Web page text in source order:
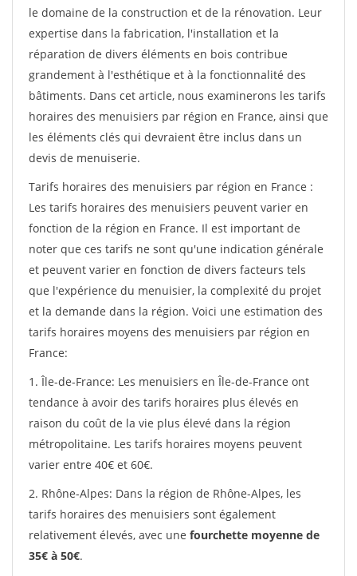
le domaine de la construction et de la rénovation. Leur
expertise dans la fabrication, l'installation et la
réparation de divers éléments en bois contribue
grandement à l'esthétique et à la fonctionnalité des
bâtiments. Dans cet article, nous examinerons les tarifs
horaires des menuisiers par région en France, ainsi que
les éléments clés qui devraient être inclus dans un
devis de menuiserie.
Tarifs horaires des menuisiers par région en France :
Les tarifs horaires des menuisiers peuvent varier en
fonction de la région en France. Il est important de
noter que ces tarifs ne sont qu'une indication générale
et peuvent varier en fonction de divers facteurs tels
que l'expérience du menuisier, la complexité du projet
et la demande dans la région. Voici une estimation des
tarifs horaires moyens des menuisiers par région en
France:
1. Île-de-France: Les menuisiers en Île-de-France ont
tendance à avoir des tarifs horaires plus élevés en
raison du coût de la vie plus élevé dans la région
métropolitaine. Les tarifs horaires moyens peuvent
varier entre 40€ et 60€.
2. Rhône-Alpes: Dans la région de Rhône-Alpes, les
tarifs horaires des menuisiers sont également
relativement élevés, avec une fourchette moyenne de
35€ à 50€.